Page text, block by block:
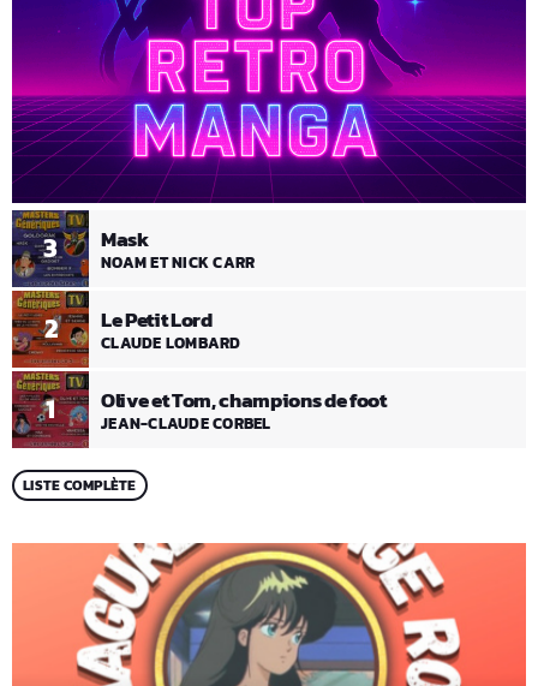
1 Olive et Tom, champions de foot
JEAN-CLAUDE CORBEL
2 Le Petit Lord
CLAUDE LOMBARD
3 Mask
NOAM ET NICK CARR
LISTE COMPLÈTE